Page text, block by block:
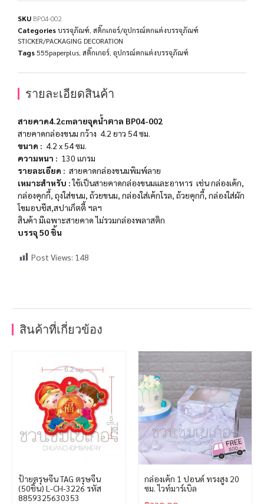
SKU BP04-002
Categoriesบรรจุภัณฑ์ สติ๊กเกอร์/อุปกรณ์ตกแต่งบรรจุภัณฑ์
STICKER/PACKAGING DECORATION
Tags555paperplus สติ๊กเกอร์ อุปกรณ์ตกแต่งบรรจุภัณฑ์
รายละเอียดสินค้า
สายคาด4.2cmลายจุดน้ำตาล BP04-002
สายคาดกล่องขนม กว้าง 4.2 ยาว 54 ซม.
ขนาด : 4.2 x 54ซม
ความหนา : 130 แกรม
รายละเอียด : สายคาดกล่องขนมพิมพ์ลาย
เหมาะสำหรับ :ใช้เป็นสายคาดกล่องขนมและอาหาร เช่น กล่องเค้ก,
กล่องคุกกี้, ถุงใส่ขนม, ถ้วยขนม, กล่องใส่เค้กโรล, ถ้วยคุกกี้, กล่องใส่ผัก
โขมอบชีส,สปาเก็ตตี้ ฯลฯ
สินค้า มีเฉพาะสายคาด ไม่รวมกล่องพลาสติก
บรรจุ 50 ชิ้น
Post Views: 148
สินค้าที่เกี่ยวข้อง
ป้ายตรุษจีน TAG ตรุษจีน
(50ชิ้น) L-CH-3226 รหัส
8859325630353
กล่องเค้ก 1 ปอนด์ ทรงสูง 20
ซม. ไวท์มาร์เบิล